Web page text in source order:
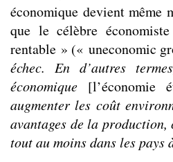
économique devient même
que le célèbre
rentable » (« uneconomic
échec. En d’autres
économique [l’économie
augmenter les coût
avantages de la
tout au moins dans les pays